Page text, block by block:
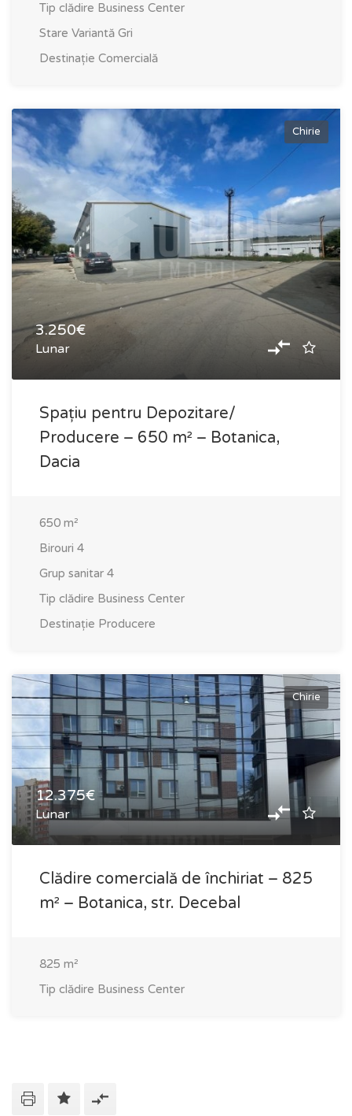
Tip clădire Business Center
Stare Variantă Gri
Destinație Comercială
Chirie
3.250€
Lunar
Spațiu pentru Depozitare/
Producere – 650 m² – Botanica,
Dacia
650 m²
Birouri 4
Grup sanitar 4
Tip clădire Business Center
Destinație Producere
Chirie
12.375€
Lunar
Clădire comercială de închiriat – 825
m² – Botanica, str. Decebal
825 m²
Tip clădire Business Center